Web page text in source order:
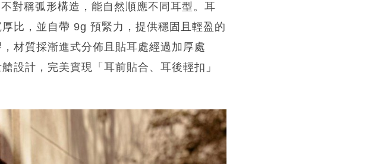
對稱弧形構造，能自然順應不同耳型。耳
比，並自帶 9g 預緊力，提供穩固且輕盈的
材質採漸進式分佈且貼耳處經過加厚處
設計，完美實現「耳前貼合、耳後輕扣」